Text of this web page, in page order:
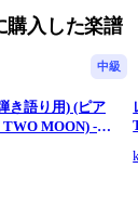
購入した楽譜
中級
き語り用) (ピア
MOON) -